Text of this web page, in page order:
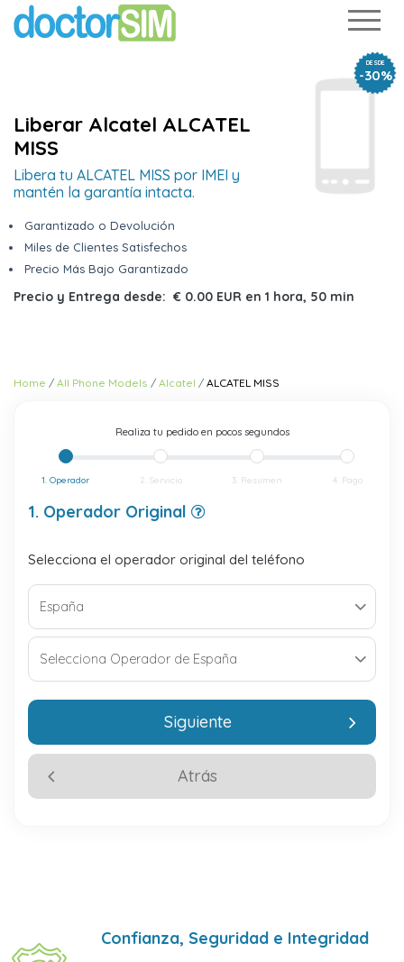
DESDE
-30%
Liberar Alcatel ALCATEL
MISS
Libera tu ALCATEL MISS por IMEI y
mantén la garantía intacta.
Garantizado o Devolución
Miles de Clientes Satisfechos
Precio Más Bajo Garantizado
Precio y Entrega desde: € 0.00 EUR en 1 hora, 50 min
Home All Phone Models Alcatel ALCATEL MISS
Realiza tu pedido en pocos segundos
1. Operador 2. Servicio 3. Resumen 4. Pago
1. Operador Original
Selecciona el operador original del teléfono
Atrás
Siguiente
Confianza, Seguridad e Integridad